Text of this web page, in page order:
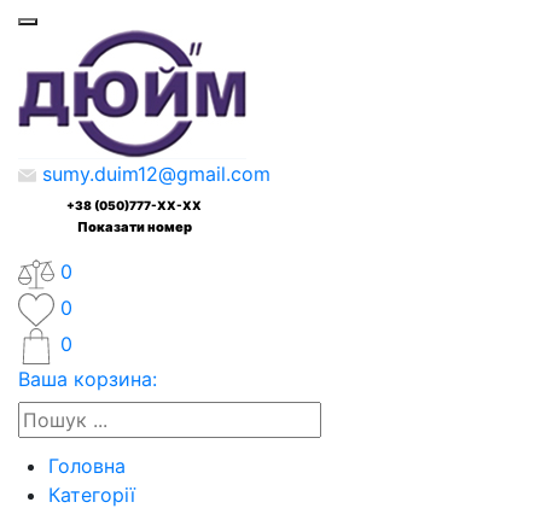
sumy.duim12@gmail.com
+38 (050)777-XX-XX
Показати номер
0
0
0
Ваша корзина:
Головна
Категорії